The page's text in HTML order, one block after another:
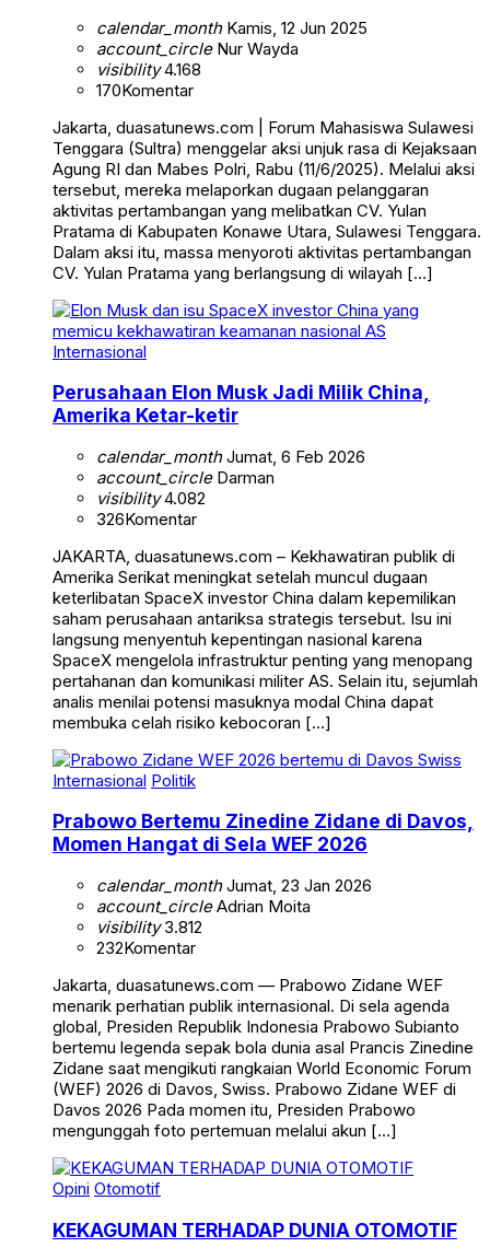
calendar_monthKamis, 12 Jun 2025
account_circleNur Wayda
visibility4.168
170Komentar
Jakarta, duasatunews.com | Forum Mahasiswa Sulawesi
Tenggara (Sultra) menggelar aksi unjuk rasa di Kejaksaan
Agung RI dan Mabes Polri, Rabu (11/6/2025). Melalui aksi
tersebut, mereka melaporkan dugaan pelanggaran
aktivitas pertambangan yang melibatkan CV. Yulan
Pratama di Kabupaten Konawe Utara, Sulawesi Tenggara.
Dalam aksi itu, massa menyoroti aktivitas pertambangan
CV. Yulan Pratama yang berlangsung di wilayah […]
Internasional
Perusahaan Elon Musk Jadi Milik China,
Amerika Ketar-ketir
calendar_monthJumat, 6 Feb 2026
account_circleDarman
visibility4.082
326Komentar
JAKARTA, duasatunews.com – Kekhawatiran publik di
Amerika Serikat meningkat setelah muncul dugaan
keterlibatan SpaceX investor China dalam kepemilikan
saham perusahaan antariksa strategis tersebut. Isu ini
langsung menyentuh kepentingan nasional karena
SpaceX mengelola infrastruktur penting yang menopang
pertahanan dan komunikasi militer AS. Selain itu, sejumlah
analis menilai potensi masuknya modal China dapat
membuka celah risiko kebocoran […]
Internasional Politik
Prabowo Bertemu Zinedine Zidane di Davos,
Momen Hangat di Sela WEF 2026
calendar_monthJumat, 23 Jan 2026
account_circleAdrian Moita
visibility3.812
232Komentar
Jakarta, duasatunews.com — Prabowo Zidane WEF
menarik perhatian publik internasional. Di sela agenda
global, Presiden Republik Indonesia Prabowo Subianto
bertemu legenda sepak bola dunia asal Prancis Zinedine
Zidane saat mengikuti rangkaian World Economic Forum
(WEF) 2026 di Davos, Swiss. Prabowo Zidane WEF di
Davos 2026 Pada momen itu, Presiden Prabowo
mengunggah foto pertemuan melalui akun […]
Opini Otomotif
KEKAGUMAN TERHADAP DUNIA OTOMOTIF